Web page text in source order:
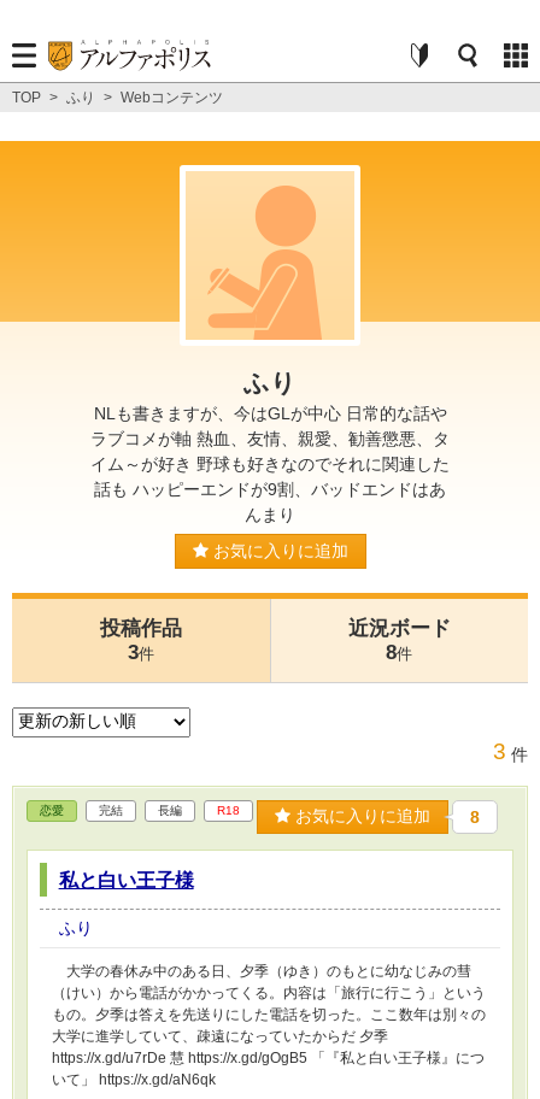
TOP > ふり > Webコンテンツ
ふり
NLも書きますが、今はGLが中心 日常的な話や
ラブコメが軸 熱血、友情、親愛、勧善懲悪、タ
イム～が好き 野球も好きなのでそれに関連した
話も ハッピーエンドが9割、バッドエンドはあ
んまり
お気に入りに追加
投稿作品
3件
近況ボード
8件
3 件
恋愛 完結 長編 R18 お気に入りに追加 8
私と白い王子様
ふり
大学の春休み中のある日、夕季（ゆき）のもとに幼なじみの彗
（けい）から電話がかかってくる。内容は「旅行に行こう」という
もの。夕季は答えを先送りにした電話を切った。ここ数年は別々の
大学に進学していて、疎遠になっていたからだ 夕季
https://x.gd/u7rDe 慧 https://x.gd/gOgB5 「『私と白い王子様』につ
いて」 https://x.gd/aN6qk